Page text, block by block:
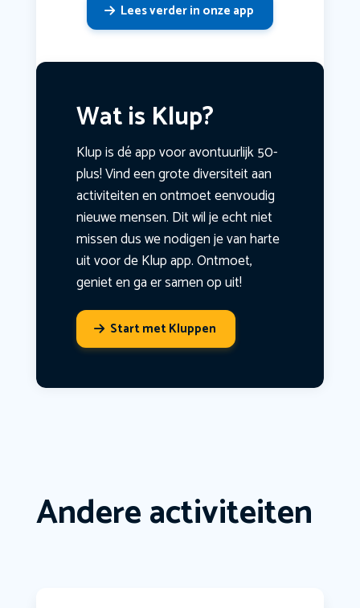
Lees verder in onze app
Wat is Klup?
Klup is dé app voor avontuurlijk 50-
plus! Vind een grote diversiteit aan
activiteiten en ontmoet eenvoudig
nieuwe mensen. Dit wil je echt niet
missen dus we nodigen je van harte
uit voor de Klup app. Ontmoet,
geniet en ga er samen op uit!
Start met Kluppen
Andere activiteiten